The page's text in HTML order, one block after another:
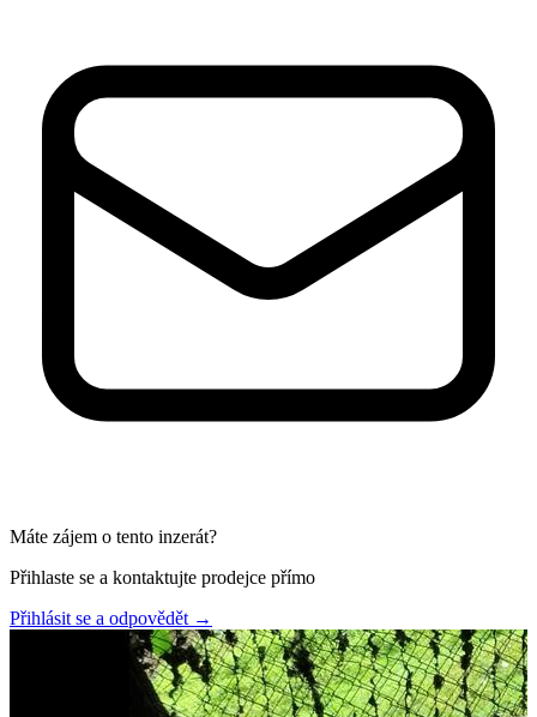
Máte zájem o tento inzerát?
Přihlaste se a kontaktujte prodejce přímo
Přihlásit se a odpovědět →